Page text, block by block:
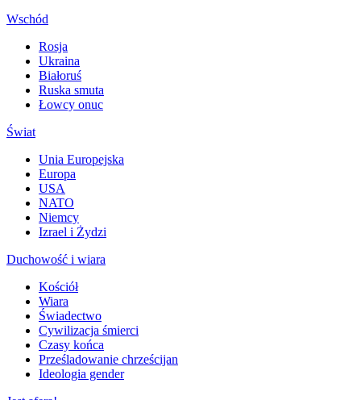
Wschód
Rosja
Ukraina
Białoruś
Ruska smuta
Łowcy onuc
Świat
Unia Europejska
Europa
USA
NATO
Niemcy
Izrael i Żydzi
Duchowość i wiara
Kościół
Wiara
Świadectwo
Cywilizacja śmierci
Czasy końca
Prześladowanie chrześcijan
Ideologia gender